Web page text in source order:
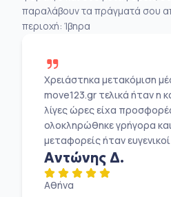
παραλάβουν τα πράγματά σου
περιοχή: Ίβηρα
Χρειάστηκα μετακόμιση
move123.gr τελικά ήταν η
λίγες ώρες είχα
ολοκληρώθηκε γρήγορα
μεταφορείς ήταν
Αντώνης Δ.
Αθήνα